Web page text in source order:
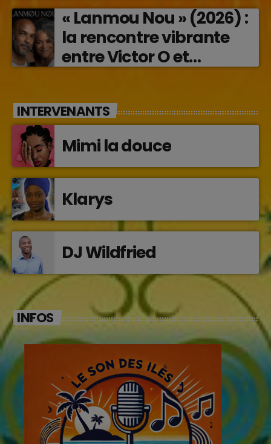
« Lanmou Nou » (2026) :
la rencontre vibrante
entre Victor O et
INTERVENANTS
Mimi la douce
Klarys
DJ Wildfried
INFOS